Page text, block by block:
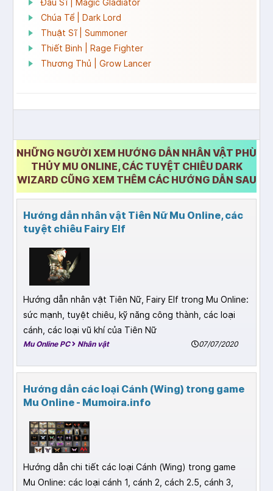
Chúa Tể | Dark Lord
Thuật Sĩ | Summoner
Thiết Binh | Rage Fighter
Thương Thủ | Grow Lancer
NHỮNG NGƯỜI XEM HƯỚNG DẪN NHÂN VẬT PHÙ
THỦY MU ONLINE, CÁC TUYỆT CHIÊU DARK
WIZARD CŨNG XEM THÊM CÁC HƯỚNG DẪN SAU
Hướng dẫn nhân vật Tiên Nữ Mu Online, các
tuyệt chiêu Fairy Elf
Hướng dẫn nhân vật Tiên Nữ, Fairy Elf trong Mu Online:
sức mạnh, tuyệt chiêu, kỹ năng công thành, các loại
cánh, các loại vũ khí của Tiên Nữ
Mu Online PC Nhân vật 07/07/2020
Hướng dẫn các loại Cánh (Wing) trong game
Mu Online - Mumoira.info
Hướng dẫn chi tiết các loại Cánh (Wing) trong game
Mu Online: các loại cánh 1, cánh 2, cách 2.5, cánh 3,